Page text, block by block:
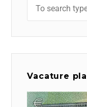
Vacature